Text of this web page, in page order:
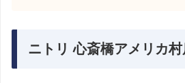
ニトリ 心斎橋アメリカ